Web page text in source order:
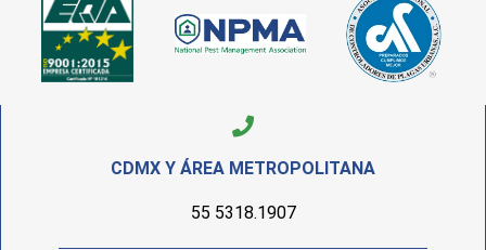
CDMX Y ÁREA METROPOLITANA
55 5318.1907